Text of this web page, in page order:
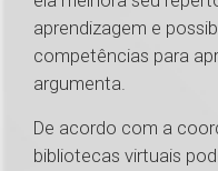
aprendizagem e
competências para
argumenta.
De acordo com a
bibliotecas virtuais